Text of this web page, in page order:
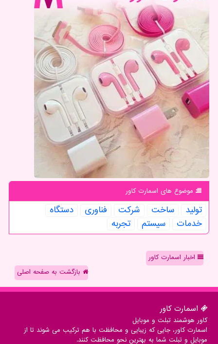
موضوع های اسمارت كاور
تولید ساخت شركت فناوری
دستگاه
خدمات
سیستم تجربه
اخبار اسمارت کاور
بازگشت به صفحه اصلی
اسمارت كاور
کاور هوشمند تبلت و موبایل
اسمارت کاور، جایی که زیبایی و محافظت با هم ترکیب می شوند تا از
موبایل و تبلت شما به بهترین نحو محافظت کنند.